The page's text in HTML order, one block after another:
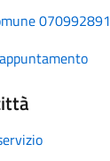
070992891